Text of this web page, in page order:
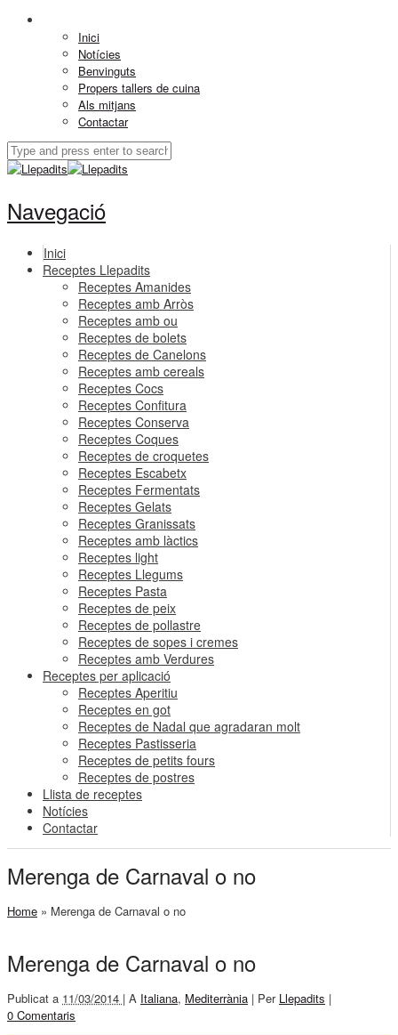
Inici
Notícies
Benvinguts
Propers tallers de cuina
Als mitjans
Contactar
Navegació
Inici
Receptes Llepadits
Receptes Amanides
Receptes amb Arròs
Receptes amb ou
Receptes de bolets
Receptes de Canelons
Receptes amb cereals
Receptes Cocs
Receptes Confitura
Receptes Conserva
Receptes Coques
Receptes de croquetes
Receptes Escabetx
Receptes Fermentats
Receptes Gelats
Receptes Granissats
Receptes amb làctics
Receptes light
Receptes Llegums
Receptes Pasta
Receptes de peix
Receptes de pollastre
Receptes de sopes i cremes
Receptes amb Verdures
Receptes per aplicació
Receptes Aperitiu
Receptes en got
Receptes de Nadal que agradaran molt
Receptes Pastisseria
Receptes de petits fours
Receptes de postres
Llista de receptes
Notícies
Contactar
Merenga de Carnaval o no
Home » Merenga de Carnaval o no
Merenga de Carnaval o no
Publicat a 11/03/2014 | A Italiana, Mediterrània | Per Llepadits |
0 Comentaris